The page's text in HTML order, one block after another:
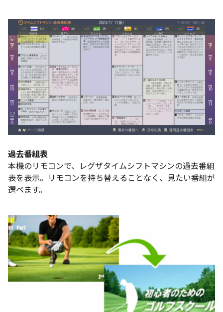
過去番組表
本機のリモコンで、レグザタイムシフトマシンの過去番組
表を表示。リモコンを持ち替えることなく、見たい番組が
選べます。